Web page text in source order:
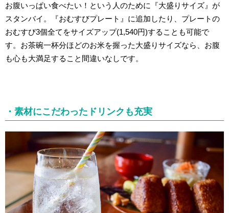
お腹いっぱい食べたい！という人のために『大盛りサイズ』が
スタンバイ。『おむすびプレート』に追加したり、プレートの
おむすび3個全てをサイズアップ(1,540円)することも可能で
す。お茶碗一杯分ほどのお米を握った大盛りサイズなら、お腹
も心も大満足すること間違いなしです。
・素材にこだわったドリンクも充実